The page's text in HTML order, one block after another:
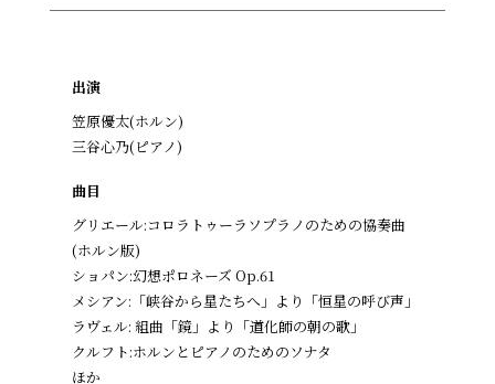
出演
笠原優太(ホルン)
三谷心乃(ピアノ)
曲目
グリエール:コロラトゥーラソプラノのための協奏曲
(ホルン版)
ショパン:幻想ポロネーズ Op.61
メシアン:「峡谷から星たちへ」より「恒星の呼び声」
ラヴェル: 組曲「鏡」より「道化師の朝の歌」
クルフト:ホルンとピアノのためのソナタ
ほか